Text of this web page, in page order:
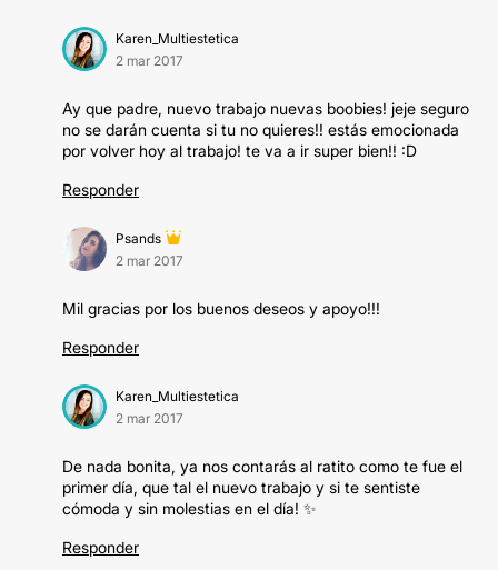
Karen_Multiestetica
2 mar 2017
Ay que padre, nuevo trabajo nuevas boobies! jeje seguro
no se darán cuenta si tu no quieres!! estás emocionada
por volver hoy al trabajo! te va a ir super bien!! :D
Responder
Psands
2 mar 2017
Mil gracias por los buenos deseos y apoyo!!!
Responder
Karen_Multiestetica
2 mar 2017
De nada bonita, ya nos contarás al ratito como te fue el
primer día, que tal el nuevo trabajo y si te sentiste
cómoda y sin molestias en el día! ✨
Responder